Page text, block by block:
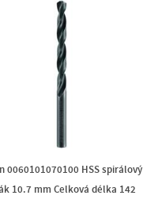
0060101070100 HSS spirálový
10.7 mm Celková délka 142